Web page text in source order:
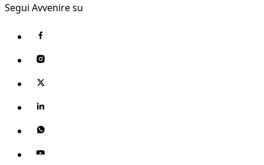
Segui Avvenire su